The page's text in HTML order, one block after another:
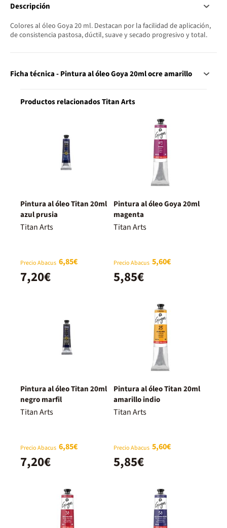
Descripción
Colores al óleo Goya 20 ml. Destacan por la facilidad de aplicación,
de consistencia pastosa, dúctil, suave y secado progresivo y total.
Ficha técnica - Pintura al óleo Goya 20ml ocre amarillo
Productos relacionados Titan Arts
Pintura al óleo Titan 20ml
azul prusia
Titan Arts
Precio Abacus 6,85€
7,20€
Pintura al óleo Goya 20ml
magenta
Titan Arts
Precio Abacus 5,60€
5,85€
Pintura al óleo Titan 20ml
negro marfil
Titan Arts
Precio Abacus 6,85€
7,20€
Pintura al óleo Titan 20ml
amarillo indio
Titan Arts
Precio Abacus 5,60€
5,85€